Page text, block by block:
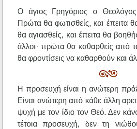
Ο άγιος Γρηγόριος ο
Πρώτα θα φωτισθείς, και έπειτα
θα αγιασθείς, και έπειτα θα
άλλοι· πρώτα θα καθαρθείς από
θα φροντίσεις να καθαρθούν και
Η προσευχή είναι η ανώτερη
Είναι ανώτερη από κάθε άλλη
ψυχή με τον ίδιο τον Θεό. Δεν
τέτοια προσευχή, δεν τη